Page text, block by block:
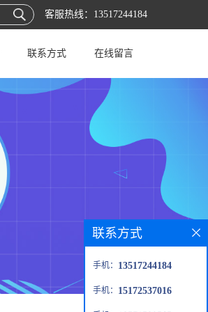
客服热线： 13517244184
联系方式 在线留言
联系方式
手机： 13517244184
手机： 15172537016